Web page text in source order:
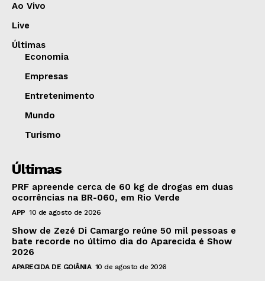
Ao Vivo
Live
Últimas
Economia
Empresas
Entretenimento
Mundo
Turismo
Últimas
PRF apreende cerca de 60 kg de drogas em duas
ocorrências na BR-060, em Rio Verde
APP 10 de agosto de 2026
Show de Zezé Di Camargo reúne 50 mil pessoas e
bate recorde no último dia do Aparecida é Show
2026
APARECIDA DE GOIÂNIA 10 de agosto de 2026